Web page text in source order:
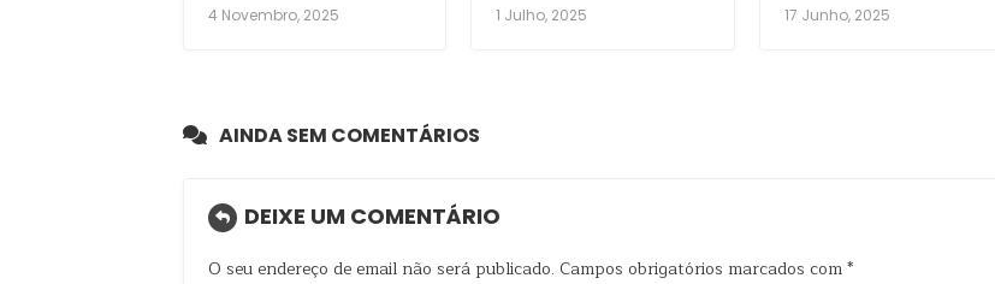
4 Novembro, 2025 1 Julho, 2025 17 Junho, 2025
AINDA SEM COMENTÁRIOS
DEIXE UM COMENTÁRIO
O seu endereço de email não será publicado. Campos obrigatórios marcados com*